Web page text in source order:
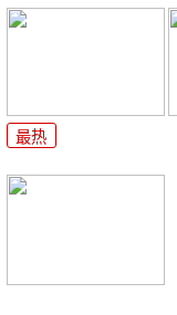
最热